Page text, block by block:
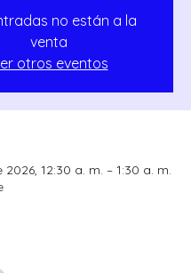
no están a la
venta
otros eventos
12:30 a. m. – 1:30 a. m.